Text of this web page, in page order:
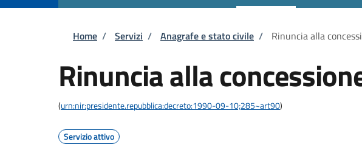
Briciole di pane
Home / Servizi / Anagrafe e stato civile / Rinuncia alla
Rinuncia alla
(urn:nir:presidente.repubblica:decreto:1990-09-10;285~art90)
Servizio attivo